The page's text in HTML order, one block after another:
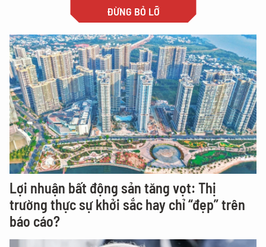
ĐỪNG BỎ LỠ
Lợi nhuận bất động sản tăng vọt: Thị
trường thực sự khởi sắc hay chỉ “đẹp” trên
báo cáo?